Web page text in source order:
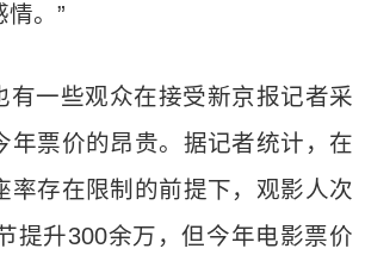
情。”
有一些观众在接受新京报记者采
年票价的昂贵。据记者统计，在
率存在限制的前提下，观影人次
提升300余万，但今年电影票价